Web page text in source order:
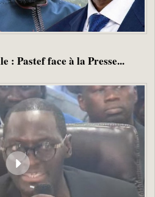
: Pastef face à la Presse...